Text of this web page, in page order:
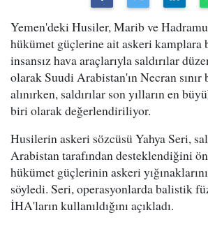
Yemen'deki Husiler, Marib ve
hükümet güçlerine ait askeri kamplara
insansız hava araçlarıyla saldırılar
olarak Suudi Arabistan'ın Necran sınır
alınırken, saldırılar son yılların en
biri olarak değerlendiriliyor.
Husilerin askeri sözcüsü Yahya Seri,
Arabistan tarafından desteklendiğini
hükümet güçlerinin askeri
söyledi. Seri, operasyonlarda balistik
İHA'ların kullanıldığını açıkladı.